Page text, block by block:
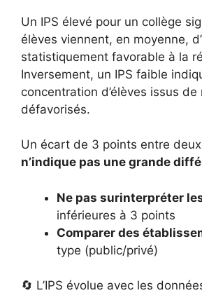
Un IPS élevé pour un collège
élèves viennent, en moyenne,
statistiquement favorable à la
Inversement, un IPS faible
concentration d’élèves issus de
défavorisés.
Un écart de 3 points entre
n’indique pas une grande
Ne pas surinterpréter
inférieures à 3 points
Comparer des
type (public/privé)
🔄 L’IPS évolue avec les